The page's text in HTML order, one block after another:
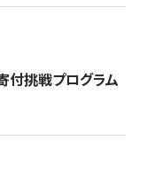
付挑戦プログラム